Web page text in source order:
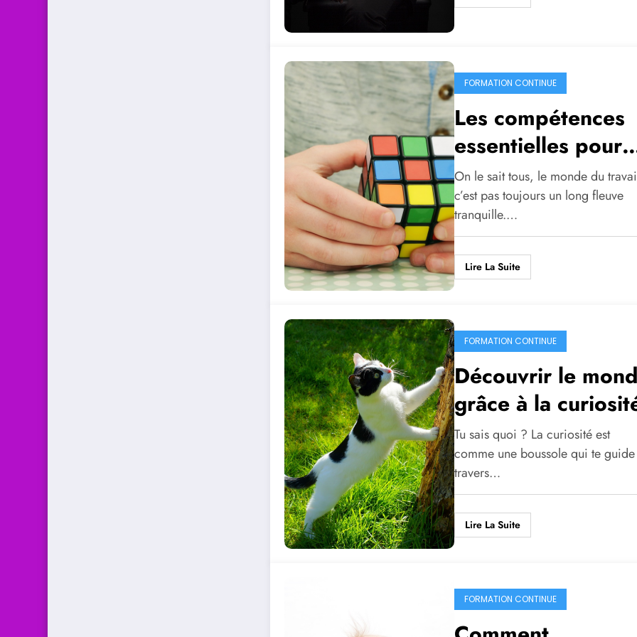
FORMATION CONTINUE
Les compétences
essentielles pour
réussir dans le
monde
On le sait tous, le monde du
c’est pas toujours un long fleuve
tranquille.…
Lire La Suite
FORMATION CONTINUE
Découvrir le
grâce à la
Tu sais quoi ? La curiosité est
comme une boussole qui te
travers…
Lire La Suite
FORMATION CONTINUE